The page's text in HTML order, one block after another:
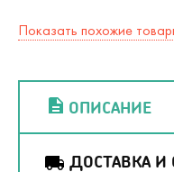
Показать похожие
ОПИСАНИЕ
ДОСТАВКА И